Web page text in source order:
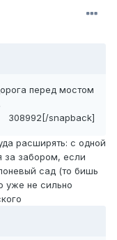
перед мостом
308992[/snapback]
расширять: с одной
за забором, если
сад (то бишь
уже не сильно